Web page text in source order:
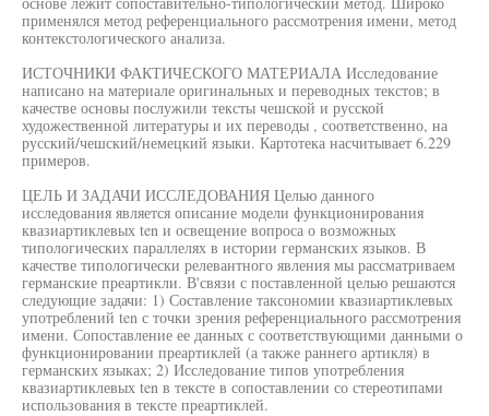
применялся метод референциального рассмотрения имени, метод
контекстологического анализа.
ИСТОЧНИКИ ФАКТИЧЕСКОГО МАТЕРИАЛА Исследование
написано на материале оригинальных и переводных текстов; в
качестве основы послужили тексты чешской и русской
художественной литературы и их переводы , соответственно, на
русский/чешский/немецкий языки. Картотека насчитывает 6.229
примеров.
ЦЕЛЬ И ЗАДАЧИ ИССЛЕДОВАНИЯ Целью данного
исследования является описание модели функционирования
квазиартиклевых ten и освещение вопроса о возможных
типологических параллелях в истории германских языков. В
качестве типологически релевантного явления мы рассматриваем
германские преартикли. В'связи с поставленной целью решаются
следующие задачи: 1) Составление таксономии квазиартиклевых
употреблений ten с точки зрения референциального рассмотрения
имени. Сопоставление ее данных с соответствующими данными о
функционировании преартиклей (а также раннего артикля) в
германских языках; 2) Исследование типов употребления
квазиартиклевых ten в тексте в сопоставлении со стереотипами
использования в тексте преартиклей.